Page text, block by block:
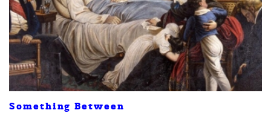
Something Between
ค้นหา
SHARE TWEET LINE EMAIL